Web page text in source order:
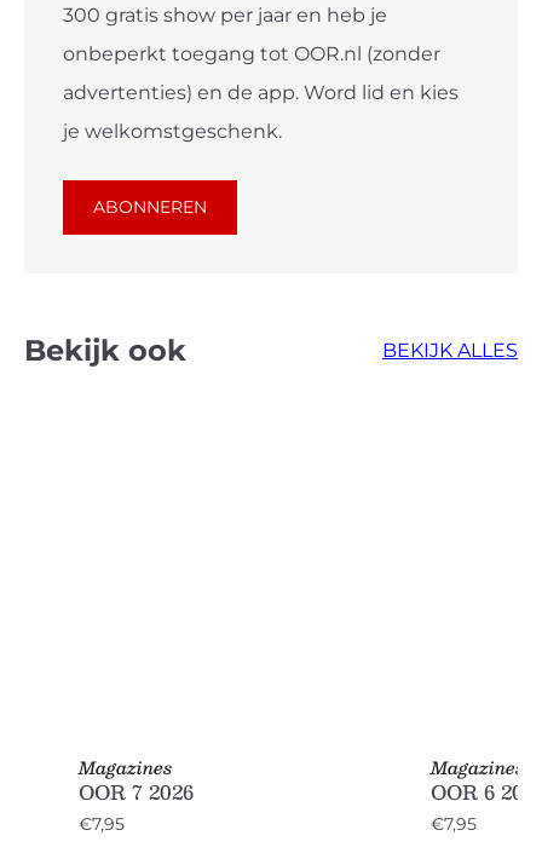
300 gratis show per jaar en heb je
onbeperkt toegang tot OOR.nl (zonder
advertenties) en de app. Word lid en kies
je welkomstgeschenk.
ABONNEREN
Bekijk ook BEKIJK ALLES
Magazines
OOR 7 2026
€7,95
Magazines
OOR 6
€7,95